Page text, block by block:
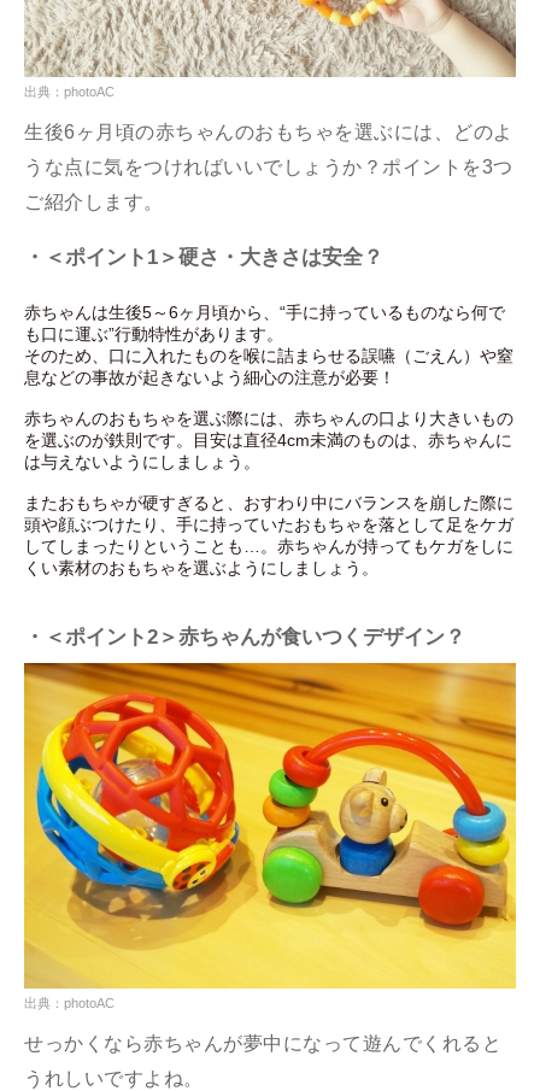
出典：photoAC
生後6ヶ月頃の赤ちゃんのおもちゃを選ぶには、どのよ
うな点に気をつければいいでしょうか？ポイントを3つ
ご紹介します。
・＜ポイント1＞硬さ・大きさは安全？
赤ちゃんは生後5～6ヶ月頃から、“手に持っているものなら何で
も口に運ぶ”行動特性があります。
そのため、口に入れたものを喉に詰まらせる誤嚥（ごえん）や窒
息などの事故が起きないよう細心の注意が必要！
赤ちゃんのおもちゃを選ぶ際には、赤ちゃんの口より大きいもの
を選ぶのが鉄則です。目安は直径4cm未満のものは、赤ちゃんに
は与えないようにしましょう。
またおもちゃが硬すぎると、おすわり中にバランスを崩した際に
頭や顔ぶつけたり、手に持っていたおもちゃを落として足をケガ
してしまったりということも…。赤ちゃんが持ってもケガをしに
くい素材のおもちゃを選ぶようにしましょう。
・＜ポイント2＞赤ちゃんが食いつくデザイン？
出典：photoAC
せっかくなら赤ちゃんが夢中になって遊んでくれると
うれしいですよね。